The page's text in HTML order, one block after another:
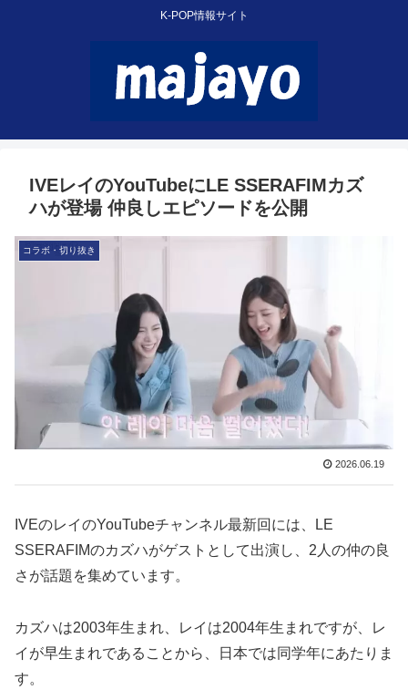
K-POP情報サイト
IVEレイのYouTubeにLE SSERAFIMカズ
ハが登場 仲良しエピソードを公開
コラボ・切り抜き
2026.06.19
IVEのレイのYouTubeチャンネル最新回には、LE
SSERAFIMのカズハがゲストとして出演し、2人の仲の良
さが話題を集めています。
カズハは2003年生まれ、レイは2004年生まれですが、レ
イが早生まれであることから、日本では同学年にあたりま
す。